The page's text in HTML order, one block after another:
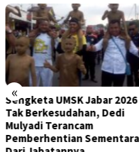
«Banding Putusan PTUN
UMSK Jabar Tuai Sorotan
KSPI: Yang Bayar UMSK Itu
Pengusaha, Tapi Mengapa